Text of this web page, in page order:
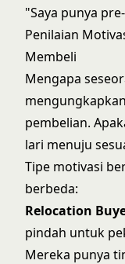
"Saya punya
Penilaian
Membeli
Mengapa
pembelian.
lari menuju
Tipe motivasi
berbeda:
Relocation
pindah untuk
Mereka punya